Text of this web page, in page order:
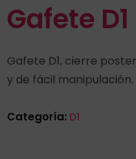
Gafete D1
Gafete D1, cierre
y de fácil manipulación.
Categoría: D1